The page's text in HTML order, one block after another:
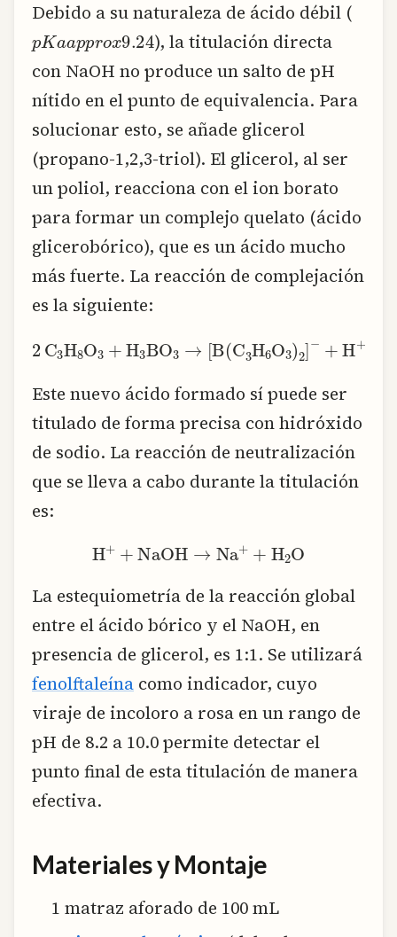
Debido a su naturaleza de ácido débil (
pKaap prox9.24
), la titulación directa
con NaOH no produce un salto de pH
nítido en el punto de equivalencia. Para
solucionar esto, se añade glicerol
(propano-1,2,3-triol). El glicerol, al ser
un poliol, reacciona con el ion borato
para formar un complejo quelato (ácido
glicerobórico), que es un ácido mucho
más fuerte. La reacción de complejación
es la siguiente:
2,text{C}_3text{H}_8text{O}_3 + text{H}_3text{BO}_3 rightarrow left[text{B(C}_3text{H}_6text{O}_3text{)}_2right]^- + text{H}^+ +
Este nuevo ácido formado sí puede ser
titulado de forma precisa con hidróxido
de sodio. La reacción de neutralización
que se lleva a cabo durante la titulación
es:
text{H}^+ + text{NaOH} rightarrow text{Na}^+ + text{H}_2text{O}
La estequiometría de la reacción global
entre el ácido bórico y el NaOH, en
presencia de glicerol, es 1:1. Se utilizará
fenolftaleína como indicador, cuyo
viraje de incoloro a rosa en un rango de
pH de 8.2 a 10.0 permite detectar el
punto final de esta titulación de manera
efectiva.
Materiales y Montaje
1 matraz aforado de 100 mL